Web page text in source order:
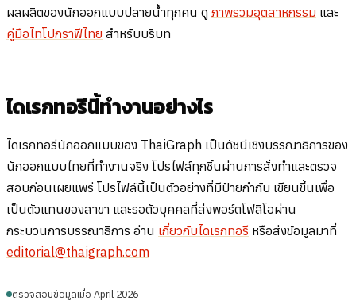
ผลผลิตของนักออกแบบปลายน้ำทุกคน ดู ภาพรวมอุตสาหกรรม และ
คู่มือไทโปกราฟีไทย สำหรับบริบท
ไดเรกทอรีนี้ทำงานอย่างไร
ไดเรกทอรีนักออกแบบของ ThaiGraph เป็นดัชนีเชิงบรรณาธิการของ
นักออกแบบไทยที่ทำงานจริง โปรไฟล์ทุกชิ้นผ่านการสั่งทำและตรวจ
สอบก่อนเผยแพร่ โปรไฟล์นี้เป็นตัวอย่างที่มีป้ายกำกับ เขียนขึ้นเพื่อ
เป็นตัวแทนของสาขา และรอตัวบุคคลที่ส่งพอร์ตโฟลิโอผ่าน
กระบวนการบรรณาธิการ อ่าน เกี่ยวกับไดเรกทอรี หรือส่งข้อมูลมาที่
editorial@thaigraph.com
ตรวจสอบข้อมูลเมื่อ April 2026